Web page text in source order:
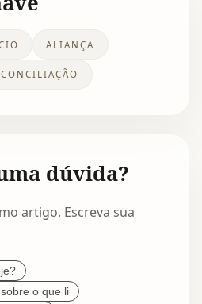
ALIANÇA
dúvida?
artigo. Escreva sua
o que li